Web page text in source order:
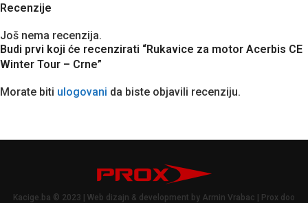
Recenzije
Još nema recenzija.
Budi prvi koji će recenzirati “Rukavice za motor Acerbis CE
Winter Tour – Crne”
Morate biti ulogovani da biste objavili recenziju.
Kacige.ba © 2023 | Web dizajn & development by Armin Vrabac | Prox doo